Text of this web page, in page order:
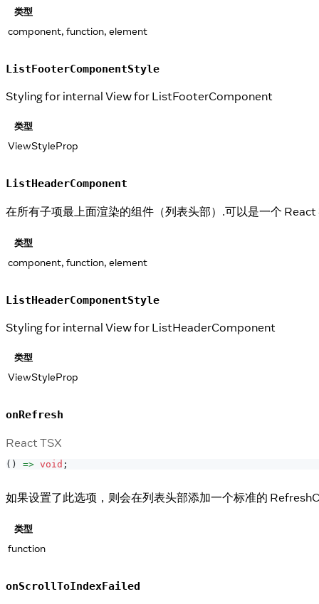
类型
component, function, element
ListFooterComponentStyle
Styling for internal View for ListFooterComponent
类型
ViewStyleProp
ListHeaderComponent
在所有子项最上面渲染的组件（列表头部）.可以是一个
类型
component, function, element
ListHeaderComponentStyle
Styling for internal View for ListHeaderComponent
类型
ViewStyleProp
onRefresh
React TSX
( ) => void ;
如果设置了此选项，则会在列表头部添加一个标准的
类型
function
onScrollToIndexFailed